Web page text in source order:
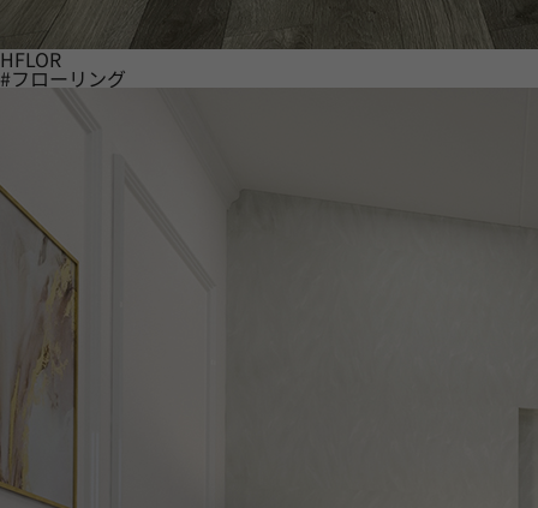
HFLOR
#フローリング